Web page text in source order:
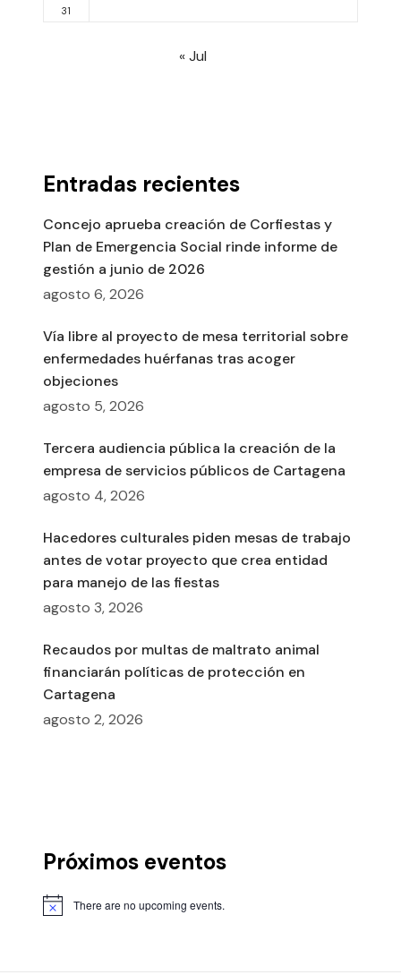
31
« Jul
Entradas recientes
Concejo aprueba creación de Corfiestas y
Plan de Emergencia Social rinde informe de
gestión a junio de 2026
agosto 6, 2026
Vía libre al proyecto de mesa territorial sobre
enfermedades huérfanas tras acoger
objeciones
agosto 5, 2026
Tercera audiencia pública la creación de la
empresa de servicios públicos de Cartagena
agosto 4, 2026
Hacedores culturales piden mesas de trabajo
antes de votar proyecto que crea entidad
para manejo de las fiestas
agosto 3, 2026
Recaudos por multas de maltrato animal
financiarán políticas de protección en
Cartagena
agosto 2, 2026
Próximos eventos
There are no upcoming events.